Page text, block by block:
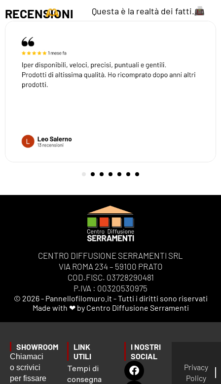
RECENSIONI Questa è la realtà dei fatti.
CENTRO DIFFUSIONE SERRAMENTI SRL
VIA ROMA 234 – 59100 PRATO
COD.FISC. 03728290481
P.IVA : 00320530975
© 2026 - Pannellofilomuro.it - Tutti i diritti sono riservati
Made with ❤ by Centro Diffusione Serramenti
SHOWROOM
Chiamaci
o scrivici
per fissare
LINK
UTILI
Tempi di
consegna
I NOSTRI
SOCIAL
Privacy
Policy